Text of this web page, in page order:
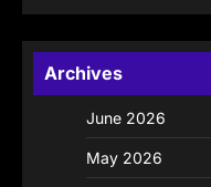
Archives
June 2026
May 2026